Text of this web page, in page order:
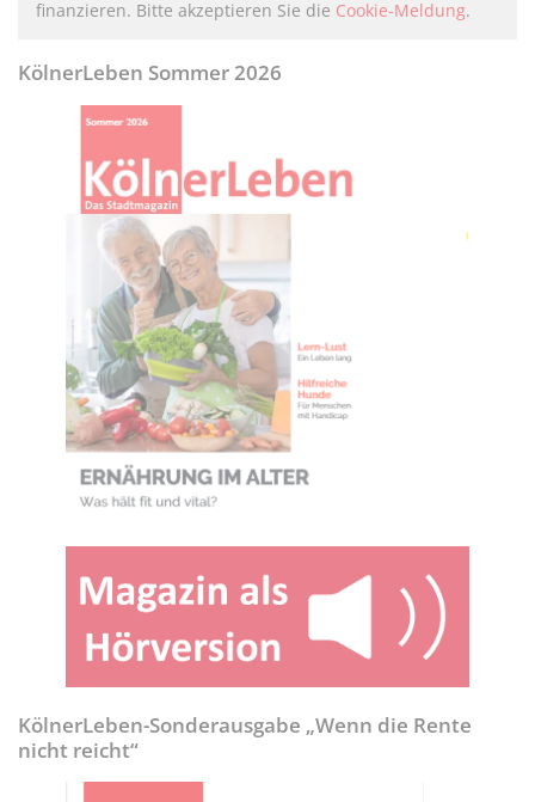
finanzieren. Bitte akzeptieren Sie die Cookie-Meldung.
KölnerLeben Sommer 2026
KölnerLeben-Sonderausgabe „Wenn die Rente
nicht reicht“